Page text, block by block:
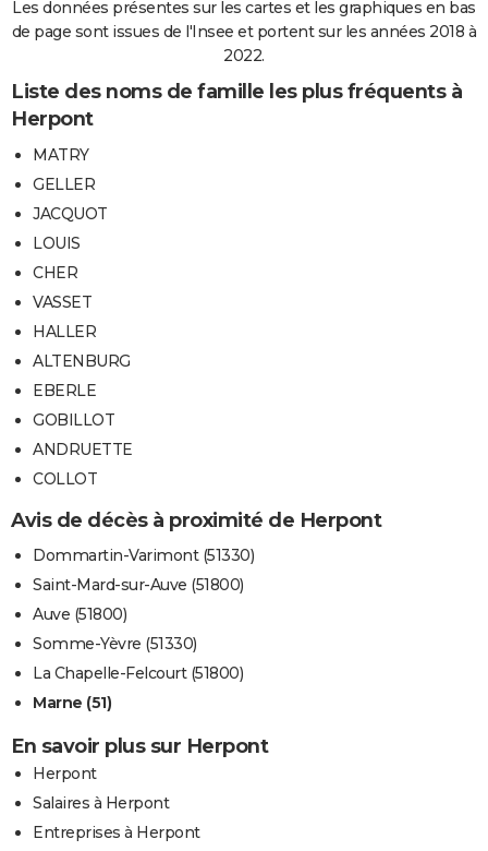
Les données présentes sur les cartes et les graphiques en bas
de page sont issues de l'Insee et portent sur les années 2018 à
2022.
Liste des noms de famille les plus fréquents à
Herpont
MATRY
GELLER
JACQUOT
LOUIS
CHER
VASSET
HALLER
ALTENBURG
EBERLE
GOBILLOT
ANDRUETTE
COLLOT
Avis de décès à proximité de Herpont
Dommartin-Varimont (51330)
Saint-Mard-sur-Auve (51800)
Auve (51800)
Somme-Yèvre (51330)
La Chapelle-Felcourt (51800)
Marne (51)
En savoir plus sur Herpont
Herpont
Salaires à Herpont
Entreprises à Herpont